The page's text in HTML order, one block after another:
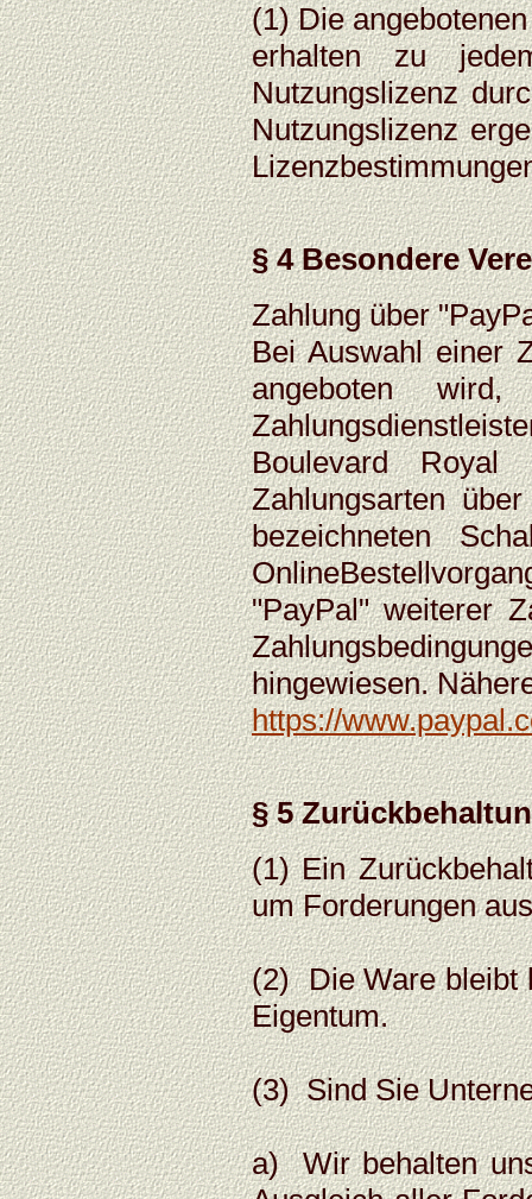
(1) Die
erhalten zu
Nutzungslizenz
Nutzungslizenz
§ 4 Besondere
Zahlung über
Bei Auswahl einer
angeboten
Boulevard Royal
Zahlungsarten
bezeichneten
"PayPal" weiterer
hingewiesen.
https://
§ 5
(1) Ein
um Forderungen
(2) Die Ware bleibt
Eigentum.
(3) Sind Sie
a) Wir behalten